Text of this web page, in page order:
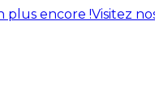
plus encore !Visitez